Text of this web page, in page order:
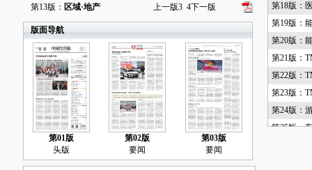
第13版： 区域·地产 上一版3 4下一版
版面导航
第01版
头版
第02版
要闻
第03版
要闻
第18版：
第19版：
第20版：
第21版：
第22版：
第23版：
第24版：
第25版：